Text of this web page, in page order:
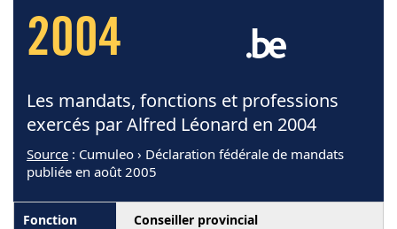
2004
Les mandats, fonctions et professions
exercés par Alfred Léonard en 2004
Source : Cumuleo › Déclaration fédérale de mandats
publiée en août 2005
Conseiller provincial